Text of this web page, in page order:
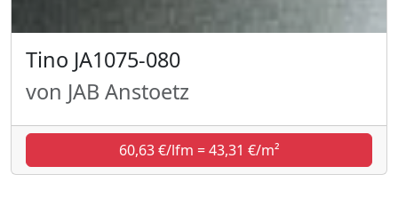
Tino JA1075-080
von JAB Anstoetz
60,63 €/lfm = 43,31 €/m²